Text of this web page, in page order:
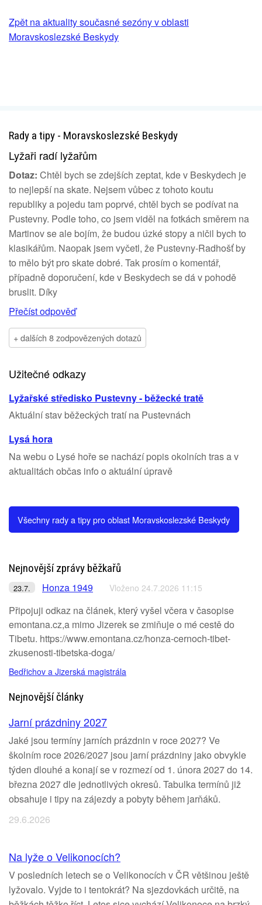
Zpět na aktuality současné sezóny v oblasti
Moravskoslezské Beskydy
Rady a tipy - Moravskoslezské Beskydy
Lyžaři radí lyžařům
Dotaz: Chtěl bych se zdejších zeptat, kde v Beskydech je
to nejlepší na skate. Nejsem vůbec z tohoto koutu
republiky a pojedu tam poprvé, chtěl bych se podívat na
Pustevny. Podle toho, co jsem viděl na fotkách směrem na
Martinov se ale bojím, že budou úzké stopy a ničil bych to
klasikářům. Naopak jsem vyčetl, že Pustevny-Radhošť by
to mělo být pro skate dobré. Tak prosím o komentář,
případně doporučení, kde v Beskydech se dá v pohodě
bruslit. Díky
Přečíst odpověď
+ dalších 8 zodpovězených dotazů
Užitečné odkazy
Lyžařské středisko Pustevny - běžecké tratě
Aktuální stav běžeckých tratí na Pustevnách
Lysá hora
Na webu o Lysé hoře se nachází popis okolních tras a v
aktualitách občas info o aktuální úpravě
Všechny rady a tipy pro oblast Moravskoslezské Beskydy
Nejnovější zprávy běžkařů
23.7. Honza 1949 Vloženo 24.7.2026 11:15
Připojuji odkaz na článek, který vyšel včera v časopise
emontana.cz,a mimo Jizerek se zmiňuje o mé cestě do
Tibetu. https://www.emontana.cz/honza-cernoch-tibet-
zkusenosti-tibetska-doga/
Bedřichov a Jizerská magistrála
Nejnovější články
Jarní prázdniny 2027
Jaké jsou termíny jarních prázdnin v roce 2027? Ve
školním roce 2026/2027 jsou jarní prázdniny jako obvykle
týden dlouhé a konají se v rozmezí od 1. února 2027 do 14.
března 2027 dle jednotlivých okresů. Tabulka termínů již
obsahuje i tipy na zájezdy a pobyty během jarňáků.
29.6.2026
Na lyže o Velikonocích?
V posledních letech se o Velikonocích v ČR většinou ještě
lyžovalo. Vyjde to i tentokrát? Na sjezdovkách určitě, na